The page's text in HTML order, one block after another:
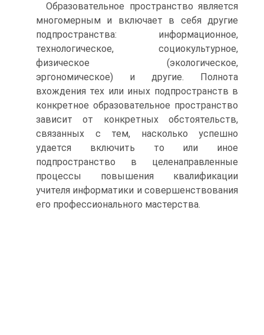
Образовательное пространство является
многомерным и включает в себя другие
подпространства: информационное,
технологическое, социокультурное,
физическое (экологическое,
эргономическое) и другие. Полнота
вхождения тех или иных подпространств в
конкретное образовательное пространство
зависит от конкретных обстоятельств,
связанных с тем, насколько успешно
удается включить то или иное
подпространство в целенаправленные
процессы повышения квалификации
учителя информатики и совершенствования
его профессионального мастерства.